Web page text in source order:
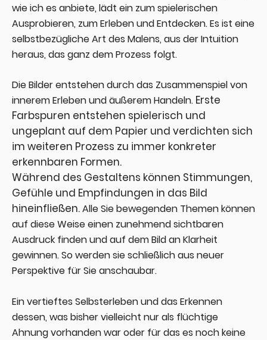
wie ich es anbiete, lädt ein zum spielerischen
Ausprobieren, zum Erleben und Entdecken. Es ist eine
selbstbezügliche Art des Malens, aus der Intuition
heraus, das ganz dem Prozess folgt.
Die Bilder entstehen durch das Zusammenspiel von
innerem Erleben und äußerem Handeln. Erste
Farbspuren entstehen spielerisch und
ungeplant auf dem Papier und verdichten sich
im weiteren Prozess zu immer konkreter
erkennbaren Formen.
Während des Gestaltens können Stimmungen,
Gefühle und Empfindungen in das Bild
hineinfließen.Alle Sie bewegenden Themen können
auf diese Weise einen zunehmend sichtbaren
Ausdruck finden und auf dem Bild an Klarheit
gewinnen. So werden sieschließlich aus neuer
Perspektive für Sieanschaubar.
Ein vertieftes Selbsterleben und das Erkennen
dessen, was bisher vielleicht nur als flüchtige
Ahnung vorhanden war oder für das es noch keine